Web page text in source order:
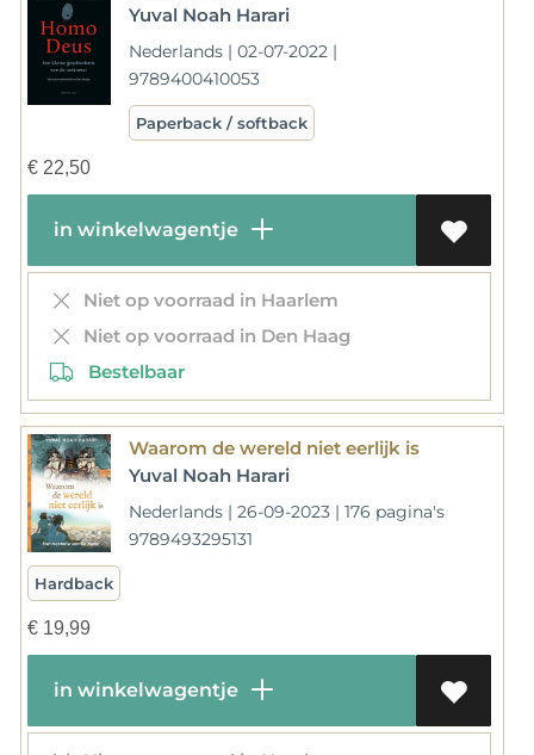
Yuval Noah Harari
Nederlands | 02-07-2022 |
9789400410053
Paperback / softback
€22,50
in winkelwagentje
Niet op voorraad in Haarlem
Niet op voorraad in Den Haag
Bestelbaar
Waarom de wereld niet eerlijk is
Yuval Noah Harari
Nederlands | 26-09-2023 | 176 pagina's
9789493295131
Hardback
€19,99
in winkelwagentje